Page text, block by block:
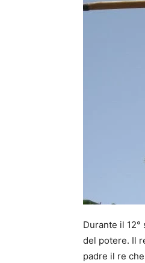
Durante il
del potere. Il
padre il re